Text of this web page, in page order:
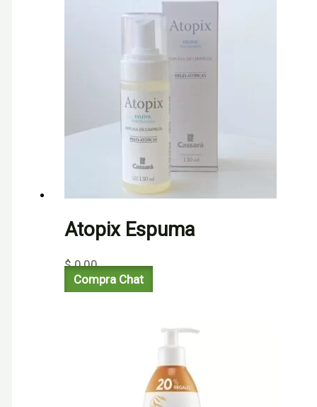
Atopix Espuma
$0,00
Compra Chat